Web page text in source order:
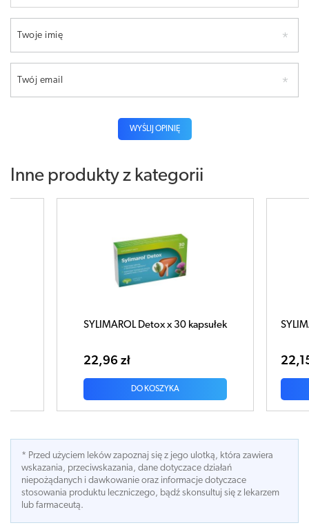
Twoje imię
Twój email
WYŚLIJ OPINIĘ
Inne produkty z kategorii
Detox x 30 kapsułek SYLIMAROL Cholesterol x 30
* Przed użyciem leków zapoznaj się z jego ulotką, która zawiera
wskazania, przeciwskazania, dane dotyczace działań
niepożądanych i dawkowanie oraz informacje dotyczace
stosowania produktu leczniczego, bądź skonsultuj się z lekarzem
lub farmaceutą.